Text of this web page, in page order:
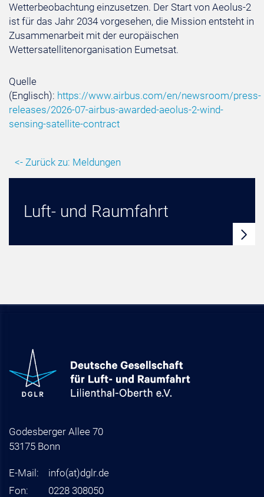
Wetterbeobachtung einzusetzen. Der Start von Aeolus-2
ist für das Jahr 2034 vorgesehen, die Mission entsteht in
Zusammenarbeit mit der europäischen
Wettersatellitenorganisation Eumetsat.
Quelle
(Englisch): https://www.airbus.com/en/newsroom/press-
releases/2026-07-airbus-awarded-aeolus-2-wind-
sensing-satellite-contract
<- Zurück zu: Meldungen
Luft- und Raumfahrt
Godesberger Allee 70
53175 Bonn
E-Mail: info(at)dglr.de
Fon:
0228 308050